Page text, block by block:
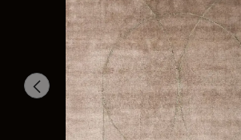
Tilo & Partners
@tiloandpartners
Cattelan
Italia
@cattelan.uy
Franke Duravit